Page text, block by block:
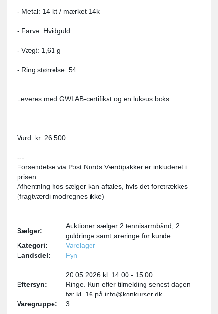
- Metal: 14 kt / mærket 14k
- Farve: Hvidguld
- Vægt: 1,61 g
- Ring størrelse: 54
Leveres med GWLAB-certifikat og en luksus boks.
---
Vurd. kr. 26.500.
---
Forsendelse via Post Nords Værdipakker er inkluderet i
prisen.
Afhentning hos sælger kan aftales, hvis det foretrækkes
(fragtværdi modregnes ikke)
Sælger:
Auktioner sælger 2 tennisarmbånd, 2
guldringe samt øreringe for kunde.
Kategori:
Varelager
Landsdel:
Fyn
Eftersyn:
20.05.2026 kl. 14.00 - 15.00
Ringe. Kun efter tilmelding senest dagen
før kl. 16 på info@konkurser.dk
Varegruppe:
3